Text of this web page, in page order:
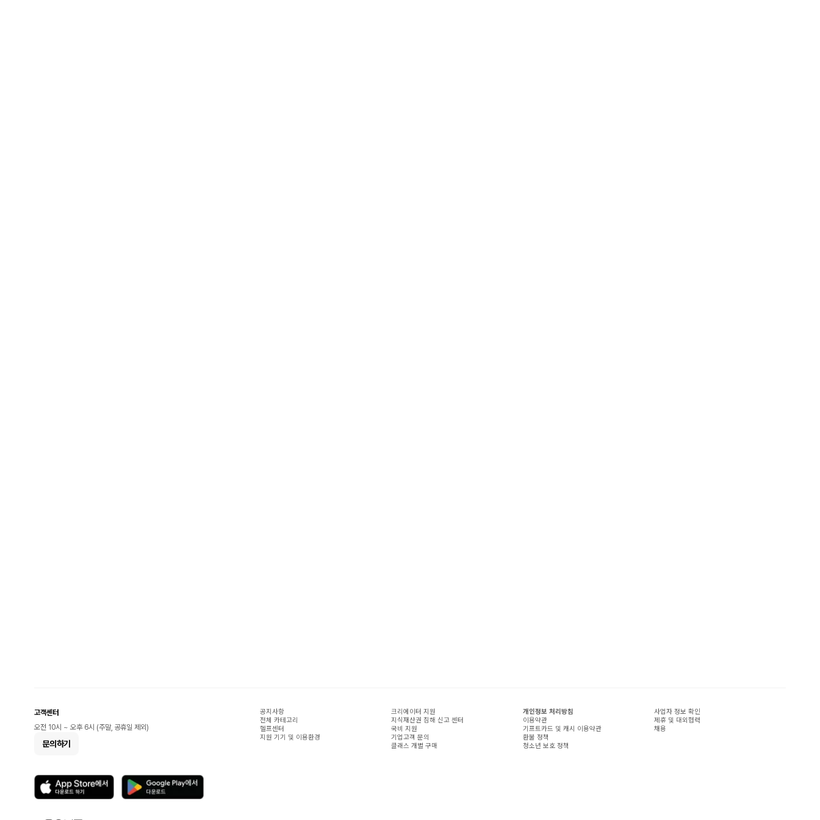
고객센터
오전 10시 ~ 오후 6시 (주말, 공휴일 제외)
문의하기
공지사항
전체 카테고리
헬프센터
지원 기기 및 이용환경
크리에이터 지원
지식재산권 침해 신고 센터
국비 지원
기업고객 문의
클래스 개별 구매
개인정보 처리방침
이용약관
기프트카드 및 캐시 이용약관
환불 정책
청소년 보호 정책
사업자 정보 확인
제휴 및 대외협력
채용